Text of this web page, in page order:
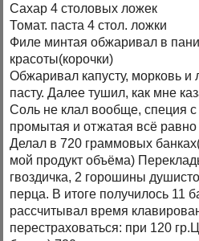
Сахар 4 столовых ложек
Томат. паста 4 стол. ложки
Филе минтая обжаривал в
красоты(корочки)
Обжаривал капусту, морковь и
пасту. Далее тушил, как мне
Соль не клал вообще, специя с
промытая и отжатая всё равно
Делал в 720 граммовых
мой продукт объёма)
гвоздичка, 2 горошины
перца. В итоге получилось 11
рассчитывал время
перестраховаться: при 120